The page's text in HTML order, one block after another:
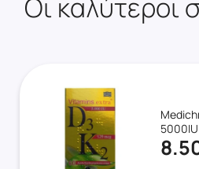
Οι καλύτεροι